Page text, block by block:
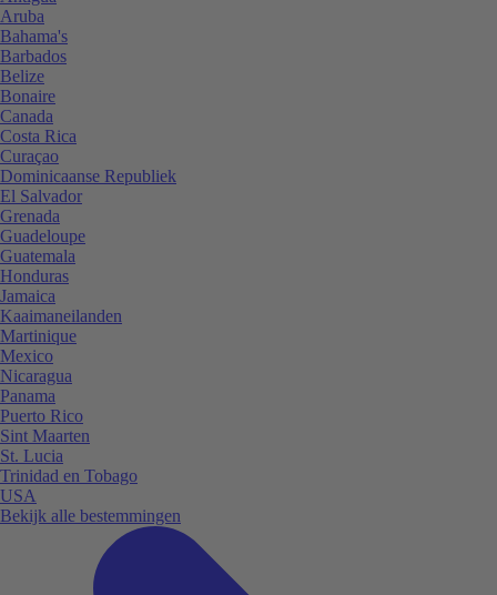
Aruba
Bahama's
Barbados
Belize
Bonaire
Canada
Costa Rica
Curaçao
Dominicaanse Republiek
El Salvador
Grenada
Guadeloupe
Guatemala
Honduras
Jamaica
Kaaimaneilanden
Martinique
Mexico
Nicaragua
Panama
Puerto Rico
Sint Maarten
St. Lucia
Trinidad en Tobago
USA
Bekijk alle bestemmingen